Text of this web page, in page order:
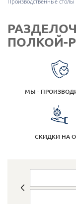
Нейтральное
Тепловое
Холодильное
Линии раздачи
Кулинарные станции
Доставка
ПОЛКОЙ-
МЫ -
СКИДКИ НА